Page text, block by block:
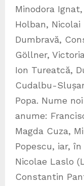
Minodora
Holban, Nicolai
Dumbravă,
Göllner,
Ion Tureatcă,
Cudalbu-
Popa. Nume
anume:
Magda Cuza,
Popescu, iar,
Nicolae Laslo
Constantin